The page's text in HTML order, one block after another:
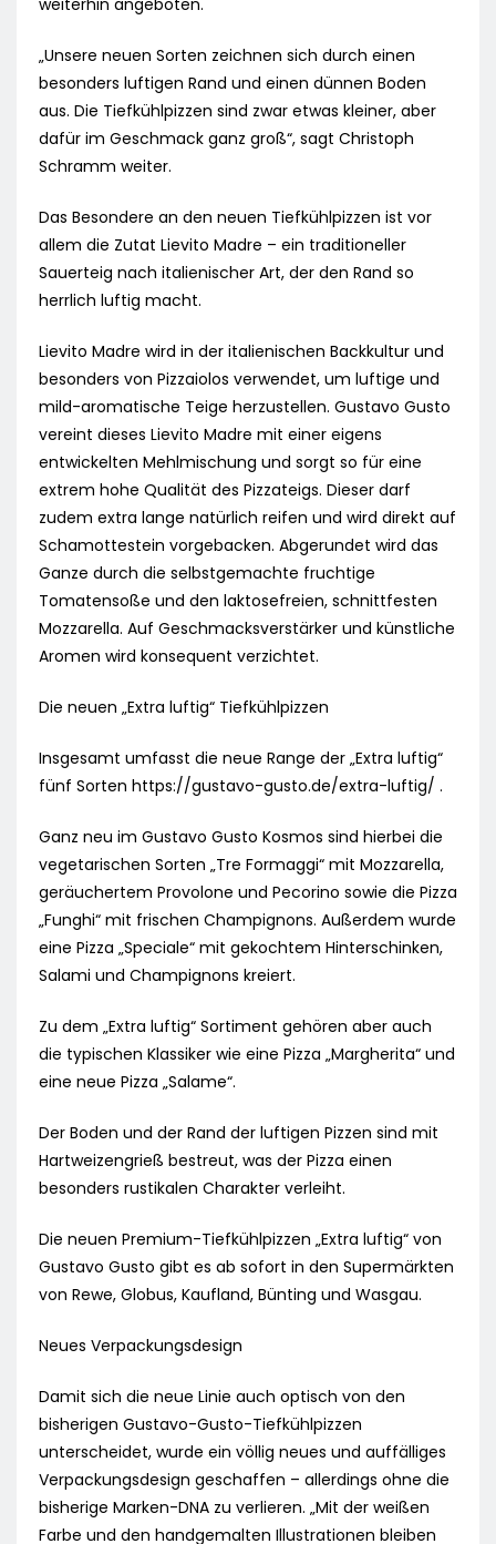
weiterhin angeboten.
„Unsere neuen Sorten zeichnen sich durch einen
besonders luftigen Rand und einen dünnen Boden
aus. Die Tiefkühlpizzen sind zwar etwas kleiner, aber
dafür im Geschmack ganz groß“, sagt Christoph
Schramm weiter.
Das Besondere an den neuen Tiefkühlpizzen ist vor
allem die Zutat Lievito Madre – ein traditioneller
Sauerteig nach italienischer Art, der den Rand so
herrlich luftig macht.
Lievito Madre wird in der italienischen Backkultur und
besonders von Pizzaiolos verwendet, um luftige und
mild-aromatische Teige herzustellen. Gustavo Gusto
vereint dieses Lievito Madre mit einer eigens
entwickelten Mehlmischung und sorgt so für eine
extrem hohe Qualität des Pizzateigs. Dieser darf
zudem extra lange natürlich reifen und wird direkt auf
Schamottestein vorgebacken. Abgerundet wird das
Ganze durch die selbstgemachte fruchtige
Tomatensoße und den laktosefreien, schnittfesten
Mozzarella. Auf Geschmacksverstärker und künstliche
Aromen wird konsequent verzichtet.
Die neuen „Extra luftig“ Tiefkühlpizzen
Insgesamt umfasst die neue Range der „Extra luftig“
fünf Sorten https://gustavo-gusto.de/extra-luftig/ .
Ganz neu im Gustavo Gusto Kosmos sind hierbei die
vegetarischen Sorten „Tre Formaggi“ mit Mozzarella,
geräuchertem Provolone und Pecorino sowie die Pizza
„Funghi“ mit frischen Champignons. Außerdem wurde
eine Pizza „Speciale“ mit gekochtem Hinterschinken,
Salami und Champignons kreiert.
Zu dem „Extra luftig“ Sortiment gehören aber auch
die typischen Klassiker wie eine Pizza „Margherita“ und
eine neue Pizza „Salame“.
Der Boden und der Rand der luftigen Pizzen sind mit
Hartweizengrieß bestreut, was der Pizza einen
besonders rustikalen Charakter verleiht.
Die neuen Premium-Tiefkühlpizzen „Extra luftig“ von
Gustavo Gusto gibt es ab sofort in den Supermärkten
von Rewe, Globus, Kaufland, Bünting und Wasgau.
Neues Verpackungsdesign
Damit sich die neue Linie auch optisch von den
bisherigen Gustavo-Gusto-Tiefkühlpizzen
unterscheidet, wurde ein völlig neues und auffälliges
Verpackungsdesign geschaffen – allerdings ohne die
bisherige Marken-DNA zu verlieren. „Mit der weißen
Farbe und den handgemalten Illustrationen bleiben